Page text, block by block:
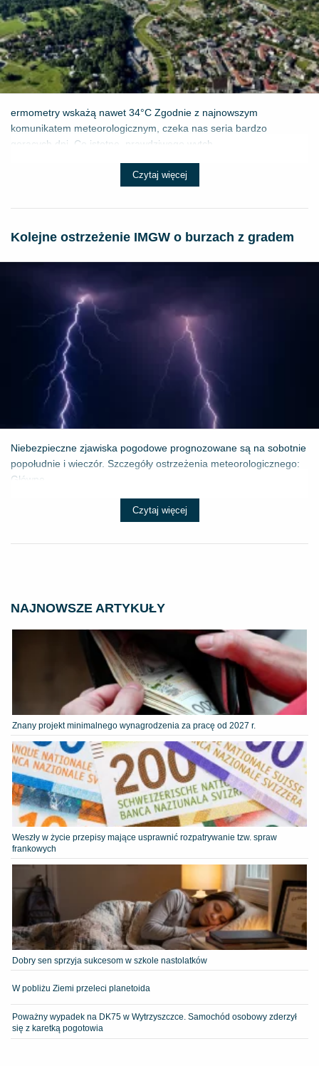
ermometry wskażą nawet 34°C Zgodnie z najnowszym
komunikatem meteorologicznym, czeka nas seria bardzo
gorących dni. Co istotne, prawdziwego wytch...
Czytaj więcej
Kolejne ostrzeżenie IMGW o burzach z gradem
Niebezpieczne zjawiska pogodowe prognozowane są na sobotnie
popołudnie i wieczór. Szczegóły ostrzeżenia meteorologicznego:
Główne ...
Czytaj więcej
NAJNOWSZE ARTYKUŁY
Znany projekt minimalnego wynagrodzenia za pracę od 2027 r.
Weszły w życie przepisy mające usprawnić rozpatrywanie tzw. spraw
frankowych
Dobry sen sprzyja sukcesom w szkole nastolatków
W pobliżu Ziemi przeleci planetoida
Poważny wypadek na DK75 w Wytrzyszczce. Samochód osobowy zderzył
się z karetką pogotowia